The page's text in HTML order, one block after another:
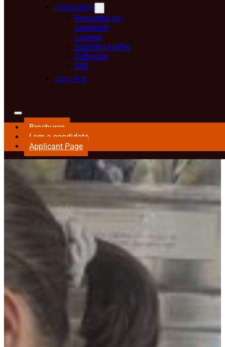
COMPANIES
Recruiting on
sandwich
courses
Submit an offer
Cvthèque
VAE
CONTACT
Brochures
I am a candidate
Applicant Page